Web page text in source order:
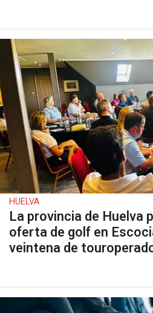
HUELVA
La provincia de Huelva
oferta de golf en
veintena de